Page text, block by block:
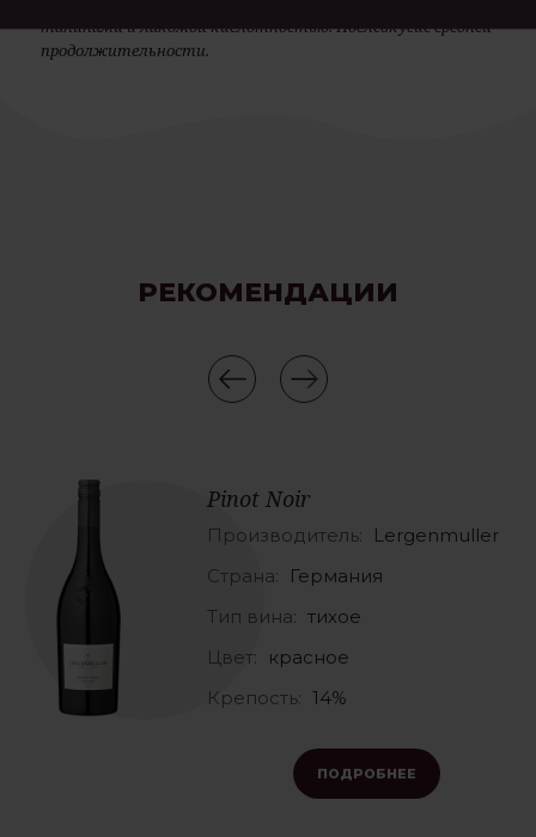
танинами и лакомой кислотностью. Послевкусие средней
продолжительности.
РЕКОМЕНДАЦИИ
Pinot Noir
Производитель:
Lergenmuller
Страна:
Германия
Тип вина: тихое
Цвет:
красное
Крепость: 14%
ПОДРОБНЕЕ